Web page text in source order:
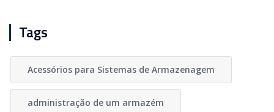
Tags
Acessórios para Sistemas de Armazenagem
administração de um armazém